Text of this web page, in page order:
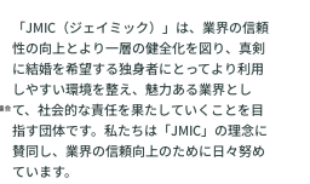
「JMIC（ジェイミック）」は、業界の信頼
性の向上とより一層の健全化を図り、真剣
に結婚を希望する独身者にとってより利用
しやすい環境を整え、魅力ある業界とし
て、社会的な責任を果たしていくことを目
指す団体です。私たちは「JMIC」の理念に
賛同し、業界の信頼向上のために日々努め
ています。